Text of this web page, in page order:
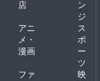
店
ン
ジ
アニ
メ・
漫画
ス
ポ
ー
ツ
ファ
映